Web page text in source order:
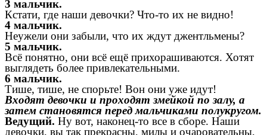
3 мальчик.
Кстати, где наши девочки? Что-то их не видно!
4 мальчик.
Неужели они забыли, что их ждут джентльмены?
5 мальчик.
Всё понятно, они всё ещё прихорашиваются. Хотят
выглядеть более привлекательными.
6 мальчик.
Тише, тише, не спорьте! Вон они уже идут!
Входят девочки и проходят змейкой по залу, а
затем становятся перед мальчиками полукругом.
Ведущий. Ну вот, наконец-то все в сборе. Наши
девочки, вы так прекрасны, милы и очаровательны,